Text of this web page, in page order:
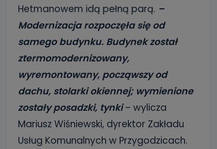
Hetmanowem idą pełną parą. –
Modernizacja rozpoczęła się od
samego budynku. Budynek został
ztermomodernizowany,
wyremontowany, począwszy od
dachu, stolarki okiennej; wymienione
zostały posadzki, tynki– wylicza
Mariusz Wiśniewski, dyrektor Zakładu
Usług Komunalnych w Przygodzicach.